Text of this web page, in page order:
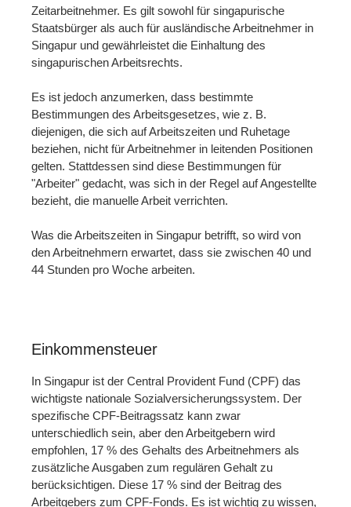
Zeitarbeitnehmer. Es gilt sowohl für singapurische
Staatsbürger als auch für ausländische Arbeitnehmer in
Singapur und gewährleistet die Einhaltung des
singapurischen Arbeitsrechts.
Es ist jedoch anzumerken, dass bestimmte
Bestimmungen des Arbeitsgesetzes, wie z. B.
diejenigen, die sich auf Arbeitszeiten und Ruhetage
beziehen, nicht für Arbeitnehmer in leitenden Positionen
gelten. Stattdessen sind diese Bestimmungen für
"Arbeiter" gedacht, was sich in der Regel auf Angestellte
bezieht, die manuelle Arbeit verrichten.
Was die Arbeitszeiten in Singapur betrifft, so wird von
den Arbeitnehmern erwartet, dass sie zwischen 40 und
44 Stunden pro Woche arbeiten.
Einkommensteuer
In Singapur ist der Central Provident Fund (CPF) das
wichtigste nationale Sozialversicherungssystem. Der
spezifische CPF-Beitragssatz kann zwar
unterschiedlich sein, aber den Arbeitgebern wird
empfohlen, 17 % des Gehalts des Arbeitnehmers als
zusätzliche Ausgaben zum regulären Gehalt zu
berücksichtigen. Diese 17 % sind der Beitrag des
Arbeitgebers zum CPF-Fonds. Es ist wichtig zu wissen,